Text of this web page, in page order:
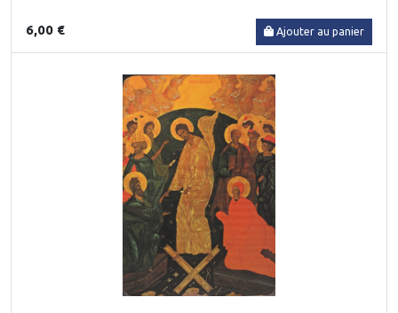
6,00 € Ajouter au panier